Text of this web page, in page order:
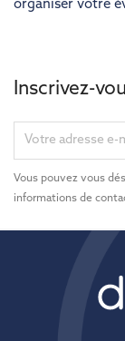
organiser votre
Inscrivez-
Vous pouvez vous
informations de